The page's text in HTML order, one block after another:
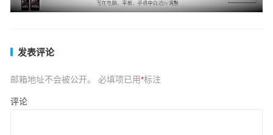
发表评论
邮箱地址不会被公开。 必填项已用*标注
评论